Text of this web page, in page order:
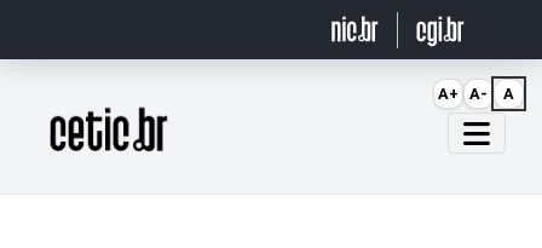
Página inicial
A+ A- A